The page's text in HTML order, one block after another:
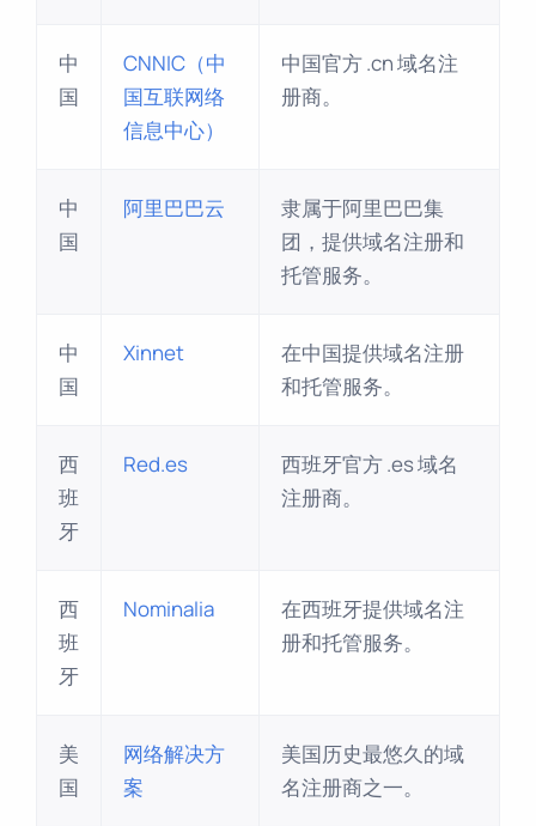
中
国
CNNIC（中
国互联网络
信息中心）
中国官方 .cn 域名注
册商。
中
国
阿里巴巴云
隶属于阿里巴巴集
团，提供域名注册和
托管服务。
中
国
Xinnet
在中国提供域名注册
和托管服务。
西
班
牙
Red.es
西班牙官方 .es 域名
注册商。
西
班
牙
Nominalia
在西班牙提供域名注
册和托管服务。
美
国
网络解决方
案
美国历史最悠久的域
名注册商之一。